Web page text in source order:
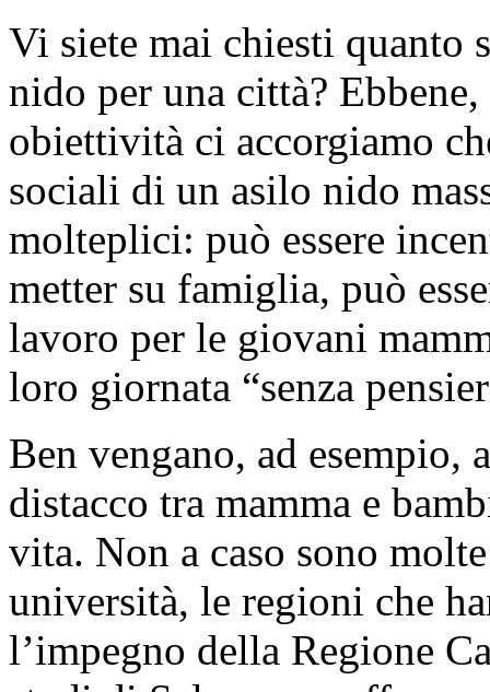
Vi siete mai chiesti quanto
nido per una città?
obiettività ci accorgiamo
sociali di un asilo nido
molteplici: può essere
metter su famiglia, può
lavoro per le giovani
loro giornata “senza
Ben vengano, ad
distacco tra mamma e
vita. Non a caso sono
università, le regioni che
l’impegno della Regione